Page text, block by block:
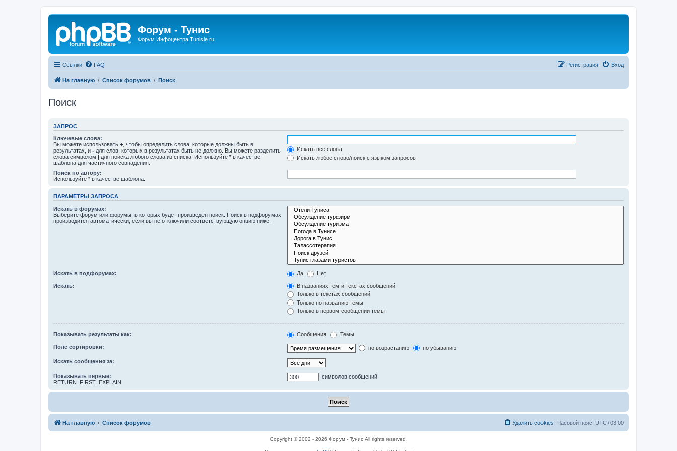
Форум - Тунис
Форум Инфоцентра Tunisie.ru
Ссылки FAQ Вход
Регистрация
На главную Список форумов Поиск
Поиск
ЗАПРОС
Ключевые слова:
Вы можете использовать + , чтобы определить слова, которые должны быть в
результатах, и - для слов, которых в результатах быть не должно. Вы можете разделить
слова символом | для поиска любого слова из списка. Используйте * в качестве
шаблона для частичного совпадения.
Искать все слова
Искать любое слово/поиск с языком запросов
Поиск по автору:
Используйте * в качестве шаблона.
ПАРАМЕТРЫ ЗАПРОСА
Искать в форумах:
Выберите форум или форумы, в которых будет произведён поиск. Поиск в подфорумах
производится автоматически, если вы не отключили соответствующую опцию ниже.
Искать в подфорумах: Да Нет
Искать:
В названиях тем и текстах сообщений
Только в текстах сообщений
Только по названию темы
Только в первом сообщении темы
Показывать результаты как: Сообщения Темы
Поле сортировки: по возрастанию по убыванию
Искать сообщения за:
Показывать первые:
RETURN_FIRST_EXPLAIN
символов сообщений
На главную Список форумов Часовой пояс: UTC+03:00
Удалить cookies
Copyright © 2002 - 2026 Форум - Тунис All rights reserved.